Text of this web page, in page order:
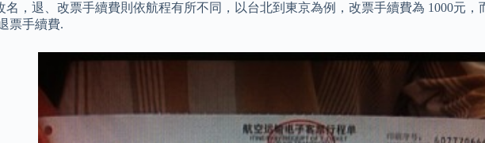
，退、改票手續費則依航程有所不同，以台北到東京為例，改票手續費為 1000元
票手續費.